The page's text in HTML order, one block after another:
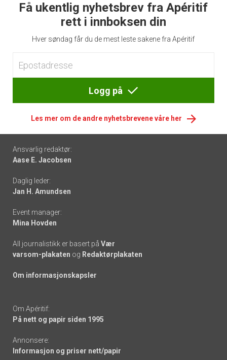
Få ukentlig nyhetsbrev fra Apéritif
rett i innboksen din
Hver søndag får du de mest leste sakene fra Apéritif
Logg på
Les mer om de andre nyhetsbrevene våre her
Footer
-
links
Ansvarlig redaktør:
Aase E. Jacobsen
Daglig leder:
Jan H. Amundsen
Event manager:
Mina Hovden
All journalistikk er basert på Vær
varsom-plakaten og Redaktørplakaten
Om informasjonskapsler
Om Apéritif:
På nett og papir siden 1995
Annonsere:
Informasjon og priser nett/papir